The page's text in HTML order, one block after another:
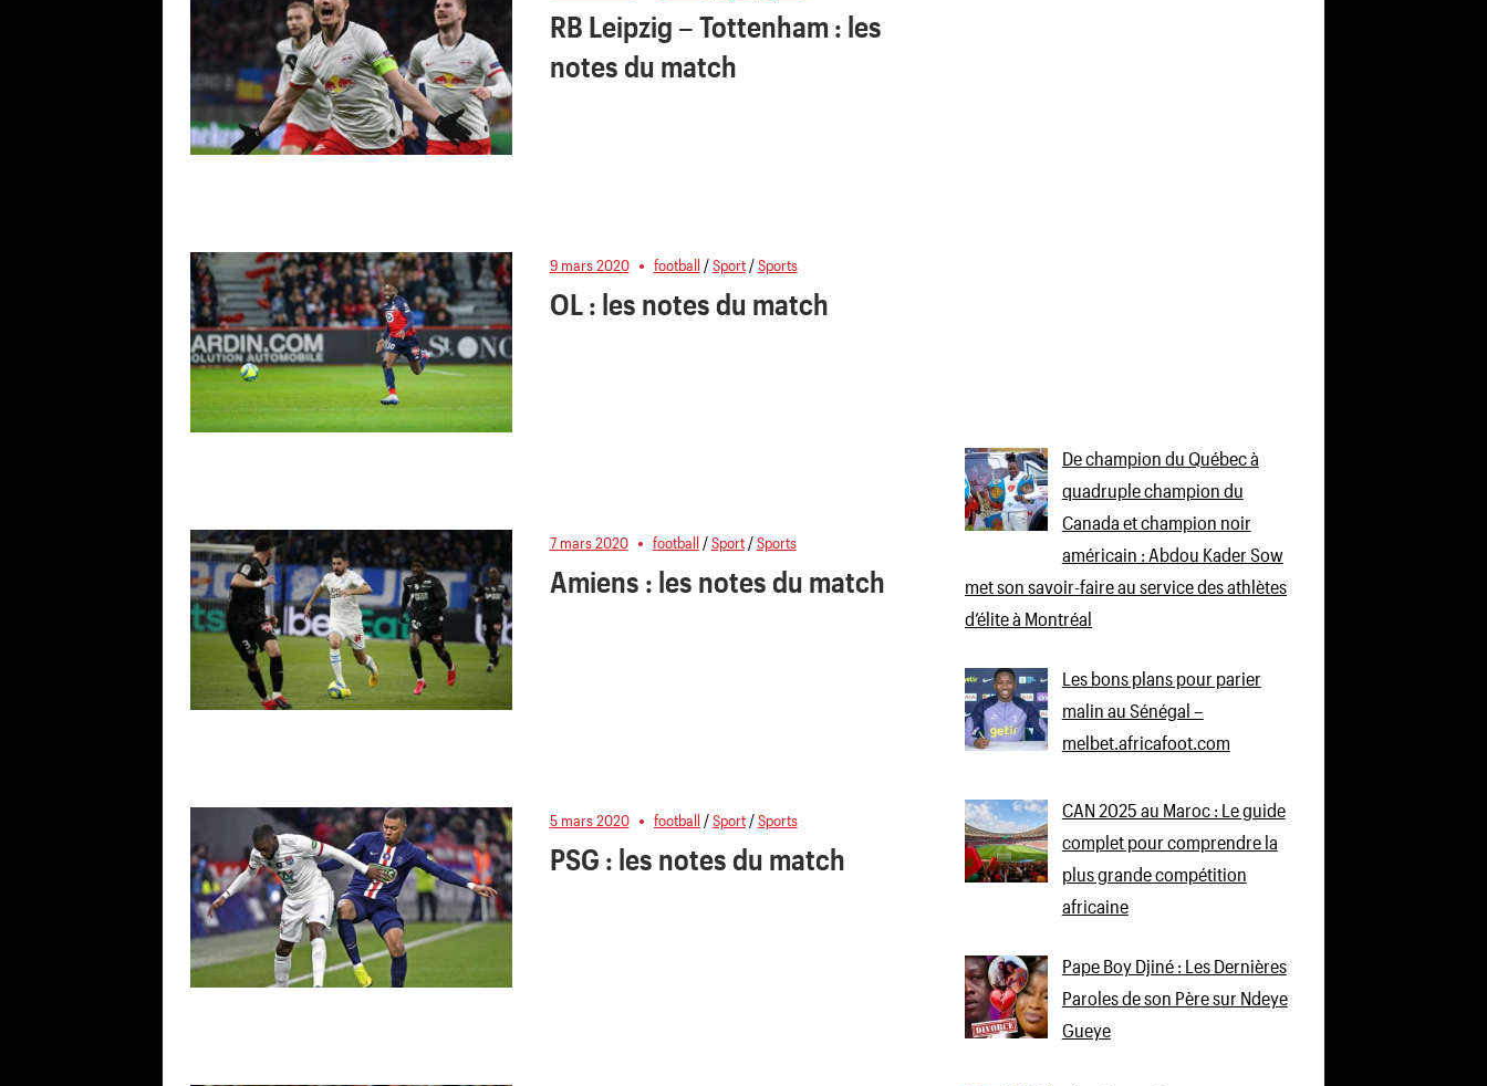
RB Leipzig – Tottenham : les
notes du match
9 mars 2020 football/Sport/Sports
OL : les notes du match
7 mars 2020 football/Sport/Sports
Amiens : les notes du match
5 mars 2020 football/Sport/Sports
PSG : les notes du match
De champion du Québec à
quadruple champion du
Canada et champion noir
américain : Abdou Kader Sow
met son savoir-faire au service des athlètes
d’élite à Montréal
Les bons plans pour parier
malin au Sénégal –
melbet.africafoot.com
CAN 2025 au Maroc : Le guide
complet pour comprendre la
plus grande compétition
africaine
Pape Boy Djiné : Les Dernières
Paroles de son Père sur Ndeye
Gueye